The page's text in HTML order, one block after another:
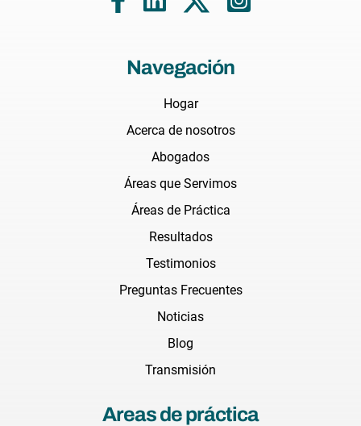
Navegación
Hogar
Acerca de nosotros
Abogados
Áreas que Servimos
Áreas de Práctica
Resultados
Testimonios
Preguntas Frecuentes
Noticias
Blog
Transmisión
Areas de práctica